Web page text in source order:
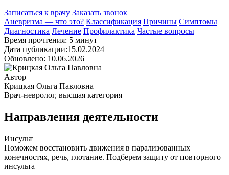
Записаться к врачу Заказать звонок
Аневризма — что это? Классификация Причины Симптомы
Диагностика Лечение Профилактика Частые вопросы
Время прочтения: 5 минут
Дата публикации:15.02.2024
Обновлено: 10.06.2026
Автор
Крицкая Ольга Павловна
Врач-невролог, высшая категория
Направления деятельности
Инсульт
Поможем восстановить движения в парализованных
конечностях, речь, глотание. Подберем защиту от повторного
инсульта